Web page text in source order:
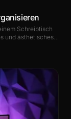
Schreibtisch
und ästhetisches